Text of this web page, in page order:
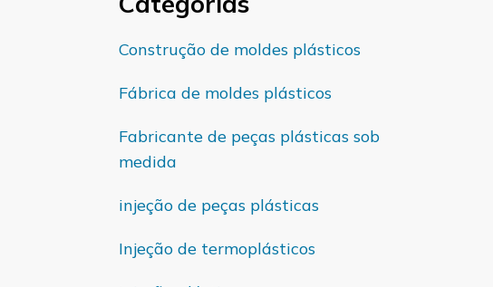
Construção de moldes plásticos
Fábrica de moldes plásticos
Fabricante de peças plásticas sob
medida
injeção de peças plásticas
Injeção de termoplásticos